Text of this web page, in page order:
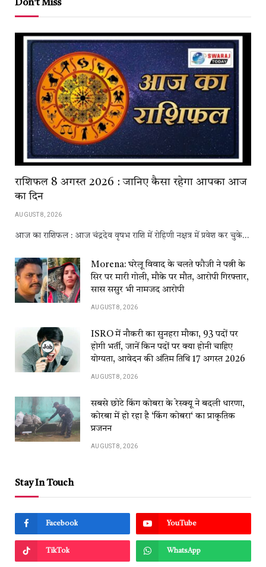
Don't Miss
राशिफल 8 अगस्त 2026 : जानिए कैसा रहेगा आपका आज
का दिन
AUGUST 8, 2026
आज का राशिफल : आज चंद्रदेव वृषभ राशि में रोहिणी नक्षत्र में प्रवेश कर चुके…
Morena: घरेलू विवाद के चलते फौजी ने पत्नी के
सिर पर मारी गोली, मौके पर मौत, आरोपी गिरफ्तार,
सास ससुर भी नामजद आरोपी
AUGUST 8, 2026
ISRO में नौकरी का सुनहरा मौका, 93 पदों पर
होगी भर्ती, जानें किन पदों पर क्या होनी चाहिए
योग्यता, आवेदन की अंतिम तिथि 17 अगस्त 2026
AUGUST 8, 2026
सबसे छोटे किंग कोबरा के रेस्क्यू ने बदली धारणा,
कोरबा में हो रहा है ‘किंग कोबरा‘ का प्राकृतिक
प्रजनन
AUGUST 8, 2026
Stay In Touch
Facebook YouTube
TikTok WhatsApp